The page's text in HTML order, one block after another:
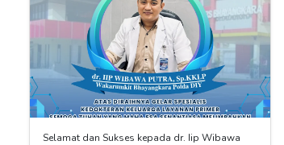
Selamat dan Sukses kepada dr. Iip Wibawa